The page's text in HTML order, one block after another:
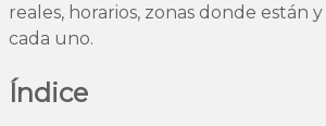
reales, horarios, zonas donde están
cada uno.
Índice